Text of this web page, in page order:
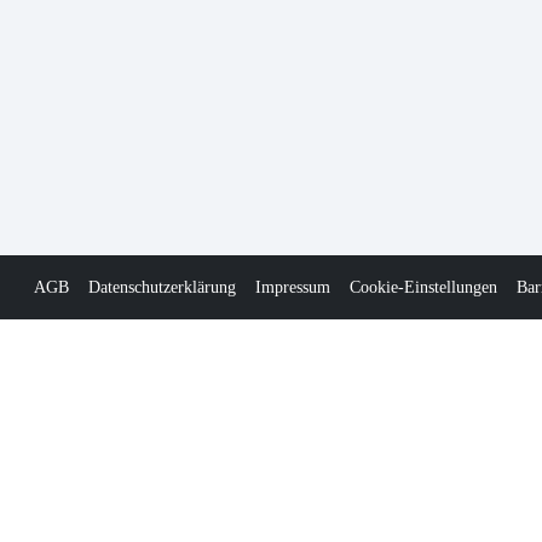
AGB Datenschutzerklärung Impressum Cookie-Einstellungen